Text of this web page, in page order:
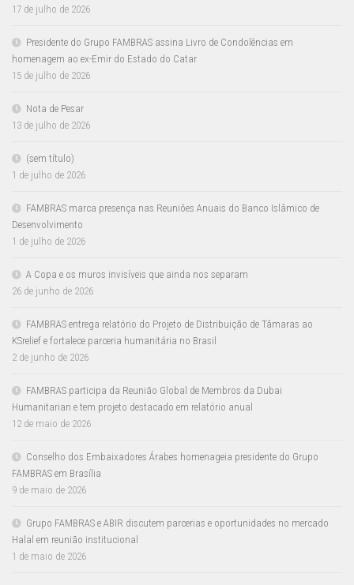
17 de julho de 2026
Presidente do Grupo FAMBRAS assina Livro de Condolências em
homenagem ao ex-Emir do Estado do Catar
15 de julho de 2026
Nota de Pesar
13 de julho de 2026
(sem título)
1 de julho de 2026
FAMBRAS marca presença nas Reuniões Anuais do Banco Islâmico de
Desenvolvimento
1 de julho de 2026
A Copa e os muros invisíveis que ainda nos separam
26 de junho de 2026
FAMBRAS entrega relatório do Projeto de Distribuição de Tâmaras ao
KSrelief e fortalece parceria humanitária no Brasil
2 de junho de 2026
FAMBRAS participa da Reunião Global de Membros da Dubai
Humanitarian e tem projeto destacado em relatório anual
12 de maio de 2026
Conselho dos Embaixadores Árabes homenageia presidente do Grupo
FAMBRAS em Brasília
9 de maio de 2026
Grupo FAMBRAS e ABIR discutem parcerias e oportunidades no mercado
Halal em reunião institucional
1 de maio de 2026